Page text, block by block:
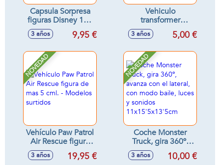
Capsula Sorpresa
figuras Disney 100
Aniversario Serie 1.
3,5 cm - Modelos
3 años 9,95 €
Vehiculo
transformer
fricción, escala 1:55
11'8x7x5'8cm
3 años 5,00 €
NOVEDAD
Vehículo Paw Patrol
Air Rescue figura
de mas 5 cml. -
Modelos surtidos
3 años 19,95 €
NOVEDAD
Coche Monster
Truck, gira 360º,
avanza con el
lateral, con modo
3 años 10,00 €